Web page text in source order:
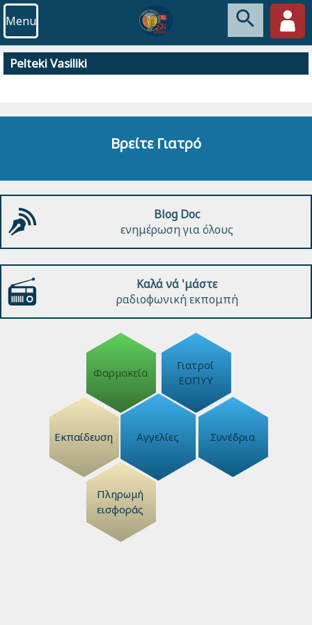
Menu
Pelteki Vasiliki
Βρείτε Γιατρό
Blog Doc
ενημέρωση για όλους
Καλά νά 'μάστε
ραδιοφωνική εκπομπή
Φαρμακεία
Γιατροί
ΕΟΠΥΥ
Εκπαίδευση Αγγελίες Συνέδρια
Πληρωμή
εισφοράς